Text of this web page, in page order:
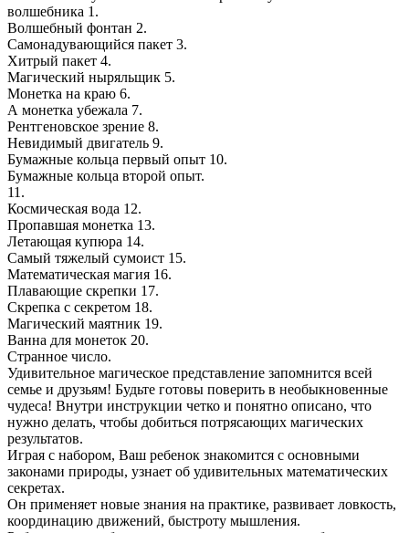
волшебника 1.
Волшебный фонтан 2.
Самонадувающийся пакет 3.
Хитрый пакет 4.
Магический ныряльщик 5.
Монетка на краю 6.
А монетка убежала 7.
Рентгеновское зрение 8.
Невидимый двигатель 9.
Бумажные кольца первый опыт 10.
Бумажные кольца второй опыт.
11.
Космическая вода 12.
Пропавшая монетка 13.
Летающая купюра 14.
Самый тяжелый сумоист 15.
Математическая магия 16.
Плавающие скрепки 17.
Скрепка с секретом 18.
Магический маятник 19.
Ванна для монеток 20.
Странное число.
Удивительное магическое представление запомнится всей
семье и друзьям! Будьте готовы поверить в необыкновенные
чудеса! Внутри инструкции четко и понятно описано, что
нужно делать, чтобы добиться потрясающих магических
результатов.
Играя с набором, Ваш ребенок знакомится с основными
законами природы, узнает об удивительных математических
секретах.
Он применяет новые знания на практике, развивает ловкость,
координацию движений, быстроту мышления.